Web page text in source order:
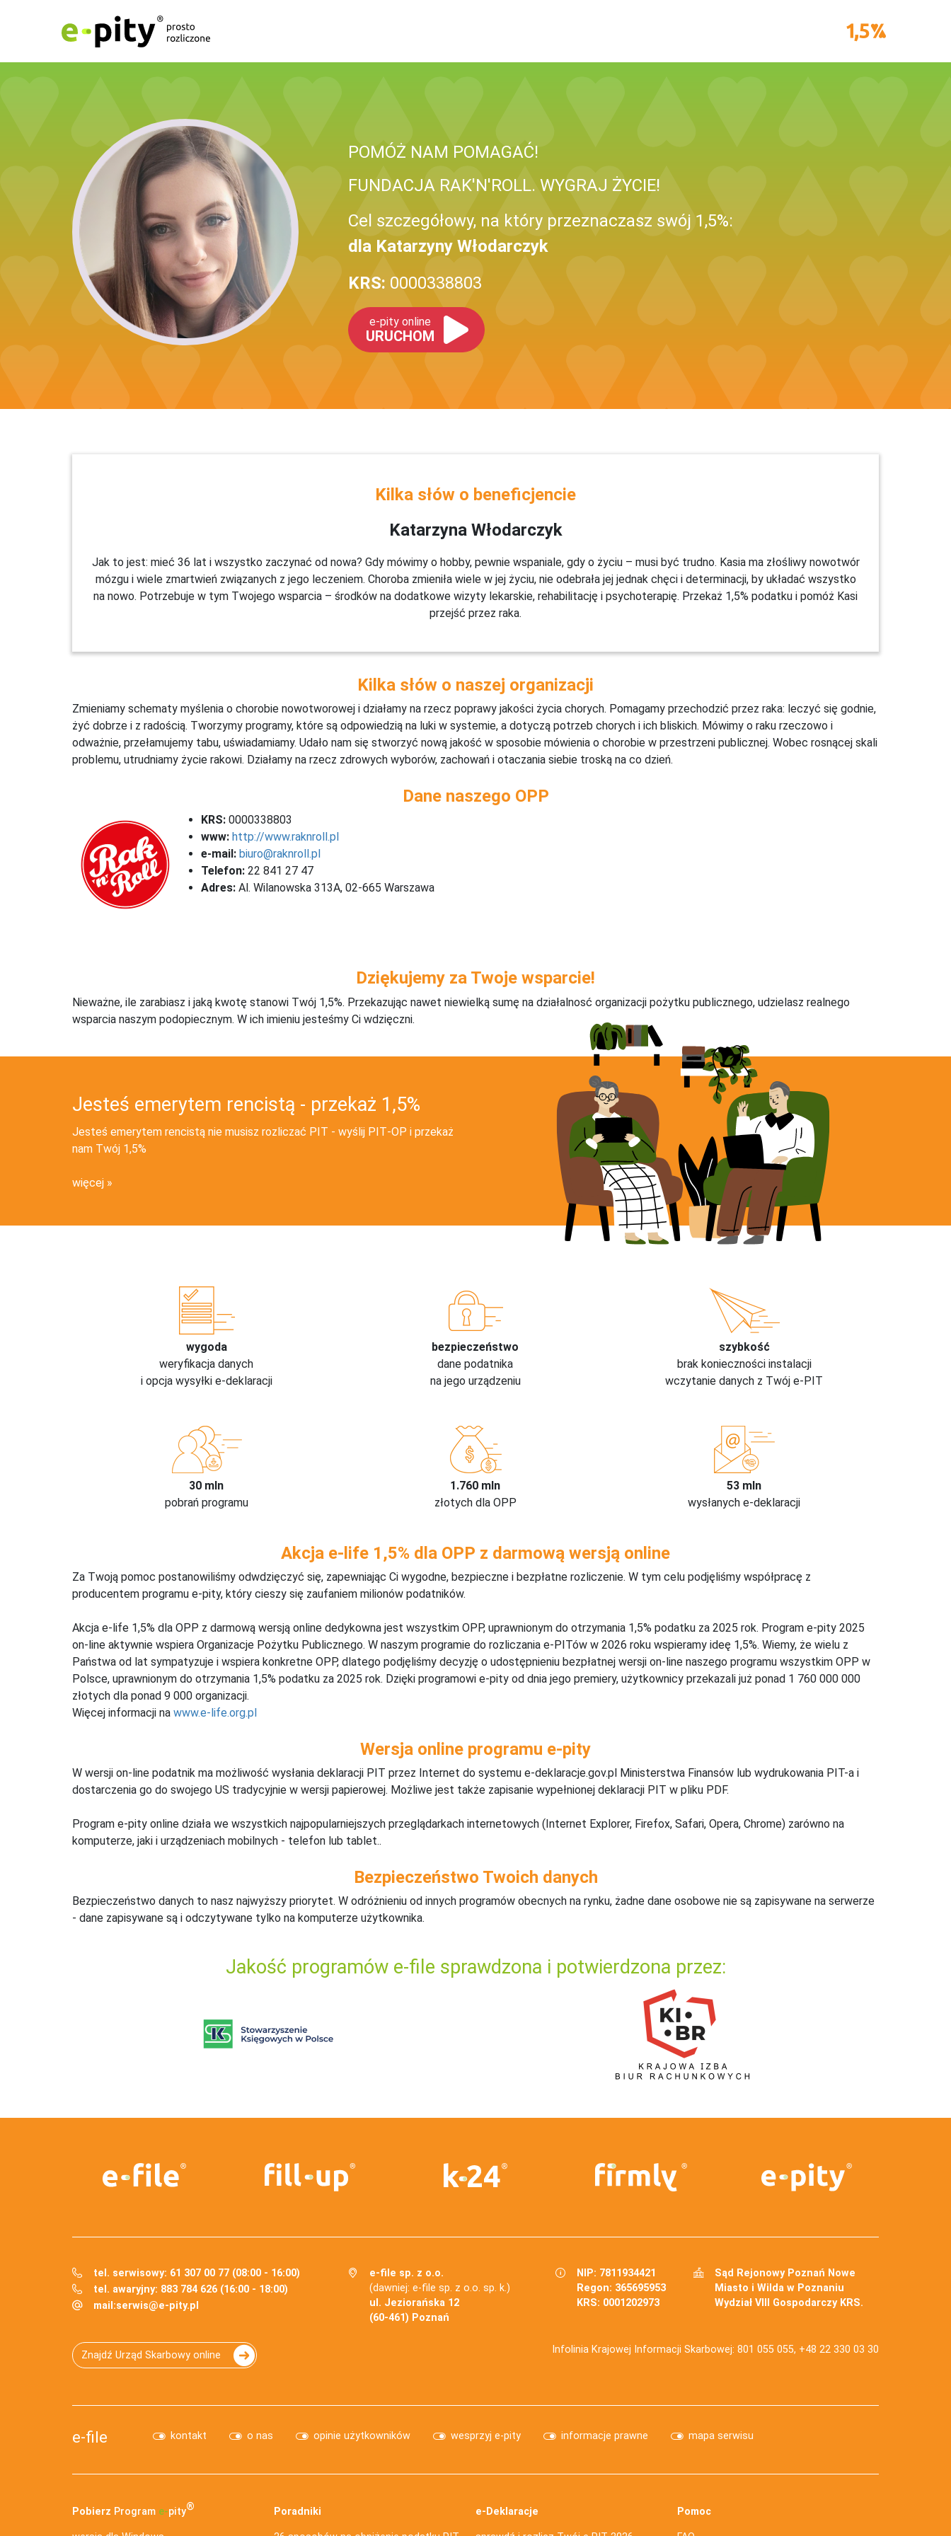
POMÓŻ NAM POMAGAĆ!
FUNDACJA RAK'N'ROLL. WYGRAJ ŻYCIE!
Cel szczegółowy, na który przeznaczasz swój 1,5%:
dla Katarzyny Włodarczyk
KRS: 0000338803
e-pity online
URUCHOM
Kilka słów o beneficjencie
Katarzyna Włodarczyk
Jak to jest: mieć 36 lat i wszystko zaczynać od nowa? Gdy mówimy o hobby, pewnie wspaniale, gdy o życiu – musi być trudno. Kasia ma złośliwy nowotwór
mózgu i wiele zmartwień związanych z jego leczeniem. Choroba zmieniła wiele w jej życiu, nie odebrała jej jednak chęci i determinacji, by układać wszystko
na nowo. Potrzebuje w tym Twojego wsparcia – środków na dodatkowe wizyty lekarskie, rehabilitację i psychoterapię. Przekaż 1,5% podatku i pomóż Kasi
przejść przez raka.
Kilka słów o naszej organizacji
Zmieniamy schematy myślenia o chorobie nowotworowej i działamy na rzecz poprawy jakości życia chorych. Pomagamy przechodzić przez raka: leczyć się godnie,
żyć dobrze i z radością. Tworzymy programy, które są odpowiedzią na luki w systemie, a dotyczą potrzeb chorych i ich bliskich. Mówimy o raku rzeczowo i
odważnie, przełamujemy tabu, uświadamiamy. Udało nam się stworzyć nową jakość w sposobie mówienia o chorobie w przestrzeni publicznej. Wobec rosnącej skali
problemu, utrudniamy życie rakowi. Działamy na rzecz zdrowych wyborów, zachowań i otaczania siebie troską na co dzień.
Dane naszego OPP
KRS: 0000338803
www: http://www.raknroll.pl
e-mail: biuro@raknroll.pl
Telefon: 22 841 27 47
Adres: Al. Wilanowska 313A, 02-665 Warszawa
Dziękujemy za Twoje wsparcie!
Nieważne, ile zarabiasz i jaką kwotę stanowi Twój 1,5%. Przekazując nawet niewielką sumę na działalnosć organizacji pożytku publicznego, udzielasz realnego
wsparcia naszym podopiecznym. W ich imieniu jesteśmy Ci wdzięczni.
Jesteś emerytem rencistą - przekaż 1,5%
Jesteś emerytem rencistą nie musisz rozliczać PIT - wyślij PIT‑OP i przekaż
nam Twój 1,5%
więcej
wygoda
weryfikacja danych
i opcja wysyłki e-deklaracji
bezpieczeństwo
dane podatnika
na jego urządzeniu
szybkość
brak konieczności instalacji
wczytanie danych z Twój e-PIT
30 mln
pobrań programu
1.760 mln
złotych dla OPP
53 mln
wysłanych e-deklaracji
Akcja e-life 1,5% dla OPP z darmową wersją online
Za Twoją pomoc postanowiliśmy odwdzięczyć się, zapewniając Ci wygodne, bezpieczne i bezpłatne rozliczenie. W tym celu podjęliśmy współpracę z
producentem programu e-pity, który cieszy się zaufaniem milionów podatników.
Akcja e-life 1,5% dla OPP z darmową wersją online dedykowna jest wszystkim OPP, uprawnionym do otrzymania 1,5% podatku za 2025 rok. Program e-pity 2025
on-line aktywnie wspiera Organizacje Pożytku Publicznego. W naszym programie do rozliczania e-PITów w 2026 roku wspieramy ideę 1,5%. Wiemy, że wielu z
Państwa od lat sympatyzuje i wspiera konkretne OPP, dlatego podjęliśmy decyzję o udostępnieniu bezpłatnej wersji on-line naszego programu wszystkim OPP w
Polsce, uprawnionym do otrzymania 1,5% podatku za 2025 rok. Dzięki programowi e-pity od dnia jego premiery, użytkownicy przekazali już ponad 1 760 000 000
złotych dla ponad 9 000 organizacji.
Więcej informacji na www.e-life.org.pl
Wersja online programu e-pity
W wersji on-line podatnik ma możliwość wysłania deklaracji PIT przez Internet do systemu e-deklaracje.gov.pl Ministerstwa Finansów lub wydrukowania PIT-a i
dostarczenia go do swojego US tradycyjnie w wersji papierowej. Możliwe jest także zapisanie wypełnionej deklaracji PIT w pliku PDF.
Program e-pity online działa we wszystkich najpopularniejszych przeglądarkach internetowych (Internet Explorer, Firefox, Safari, Opera, Chrome) zarówno na
komputerze, jaki i urządzeniach mobilnych - telefon lub tablet..
Bezpieczeństwo Twoich danych
Bezpieczeństwo danych to nasz najwyższy priorytet. W odróżnieniu od innych programów obecnych na rynku, żadne dane osobowe nie są zapisywane na serwerze
- dane zapisywane są i odczytywane tylko na komputerze użytkownika.
Jakość programów e-file sprawdzona i potwierdzona przez:
tel. serwisowy: 61 307 00 77 (08:00 - 16:00)
tel. awaryjny: 883 784 626 (16:00 - 18:00)
mail:serwis@e-pity.pl
e-file sp. z o.o.
(dawniej: e-file sp. z o.o. sp. k.)
ul. Jeziorańska 12
(60-461) Poznań
NIP: 7811934421
Regon: 365695953
KRS: 0001202973
Sąd Rejonowy Poznań Nowe
Miasto i Wilda w Poznaniu
Wydział VIII Gospodarczy KRS.
Znajdź Urząd Skarbowy online Infolinia Krajowej Informacji Skarbowej: 801 055 055, +48 22 330 03 30
e-file kontakt o nas opinie użytkowników wesprzyj e-pity informacje prawne mapa serwisu
Pobierz Program e‑pity® Poradniki e-Deklaracje Pomoc